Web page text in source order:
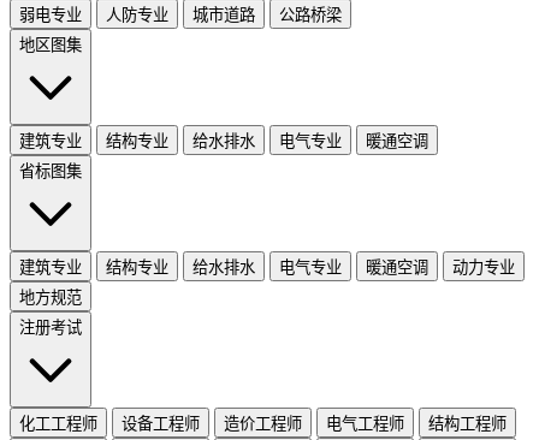
弱电专业
人防专业 城市道路
公路桥梁
地区图集
建筑专业 结构专业 给水排水 电气专业
暖通空调
省标图集
建筑专业 结构专业 给水排水 电气专业 暖通空调
动力专业
地方规范
注册考试
化工工程师 设备工程师 造价工程师 电气工程师
结构工程师